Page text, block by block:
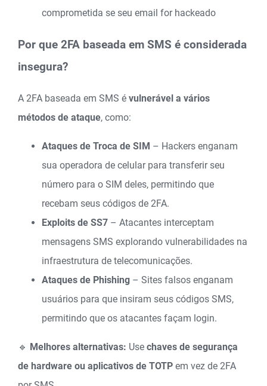
comprometida se seu email for hackeado
Por que 2FA baseada em SMS é considerada
insegura?
A 2FA baseada em SMS é vulnerável a vários
métodos de ataque, como:
Ataques de Troca de SIM – Hackers enganam
sua operadora de celular para transferir seu
número para o SIM deles, permitindo que
recebam seus códigos de 2FA.
Exploits de SS7 – Atacantes interceptam
mensagens SMS explorando vulnerabilidades na
infraestrutura de telecomunicações.
Ataques de Phishing – Sites falsos enganam
usuários para que insiram seus códigos SMS,
permitindo que os atacantes façam login.
🔹 Melhores alternativas: Use chaves de segurança
de hardware ou aplicativos de TOTP em vez de 2FA